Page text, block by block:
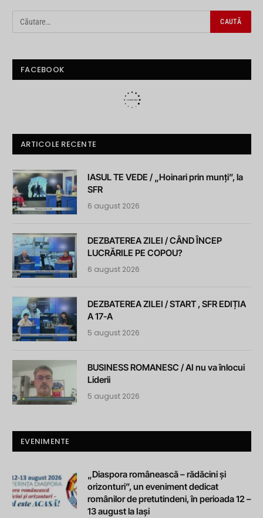
FACEBOOK
ARTICOLE RECENTE
IASUL TE VEDE / „Hoinari prin munți”, la
SFR
6 august 2026
DEZBATEREA ZILEI / CÂND ÎNCEP
LUCRĂRILE PE COPOU?
6 august 2026
DEZBATEREA ZILEI / START , SFR EDIȚIA
A 17-A
5 august 2026
BUSINESS ROMANESC / AI nu va înlocui
Liderii
5 august 2026
EVENIMENTE
„Diaspora românească – rădăcini și
orizonturi”, un eveniment dedicat
românilor de pretutindeni, în perioada 12 –
13 august la Iași